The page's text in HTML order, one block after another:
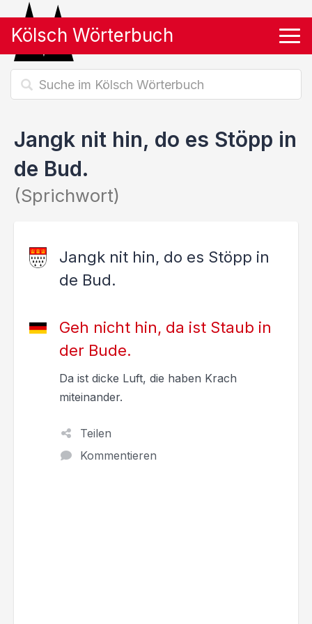
Kölsch Wörterbuch
Jangk nit hin, do es Stöpp in
de Bud.
(Sprichwort)
Jangk nit hin, do es Stöpp in
de Bud.
Geh nicht hin, da ist Staub in
der Bude.
Da ist dicke Luft, die haben Krach
miteinander.
Teilen
Kommentieren